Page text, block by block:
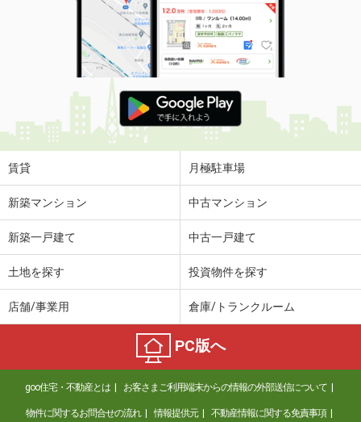
賃貸 月極駐車場
新築マンション 中古マンション
新築一戸建て 中古一戸建て
土地を探す 投資物件を探す
店舗/事業用 倉庫/トランクルーム
PC版へ
goo住宅・不動産とは お客さまご利用端末からの情報の外部送信について
物件に関するお問合せの流れ 情報提供元 不動産情報に関する免責事項